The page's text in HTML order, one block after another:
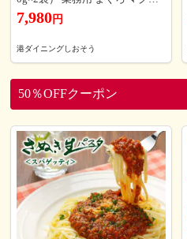
鮪 手巻き まぐろたたき まぐろ
のたたき 海鮮 ネギトロ丼 丼の
たき
7,980円
港ダイニングしおそう
50％OFFクーポン